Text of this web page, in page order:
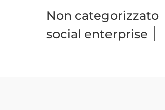
Non categorizzato
social enterprise